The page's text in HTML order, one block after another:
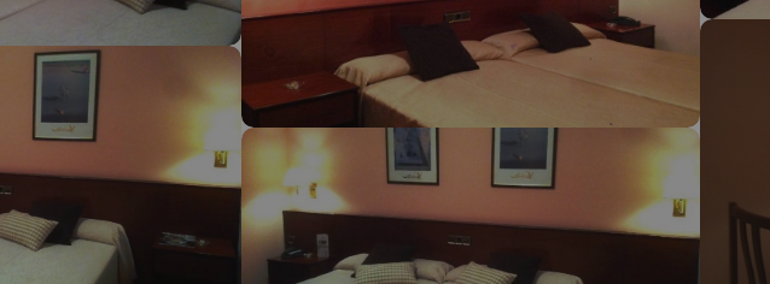
sich unser Sucher verirrt. Sobald er seinen Kompass gefunden hat, wird er zurück sein.